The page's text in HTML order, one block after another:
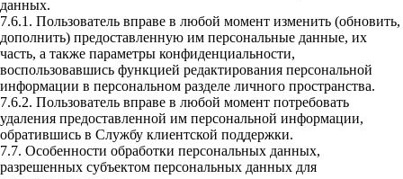
данных.
7.6.1. Пользователь вправе в любой момент изменить (обновить,
дополнить) предоставленную им персональные данные, их
часть, а также параметры конфиденциальности,
воспользовавшись функцией редактирования персональной
информации в персональном разделе личного пространства.
7.6.2. Пользователь вправе в любой момент потребовать
удаления предоставленной им персональной информации,
обратившись в Службу клиентской поддержки.
7.7. Особенности обработки персональных данных,
разрешенных субъектом персональных данных для